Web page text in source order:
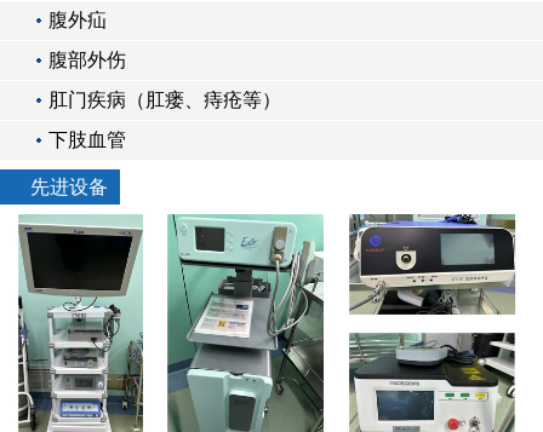
腹外疝
腹部外伤
肛门疾病（肛瘘、痔疮等）
下肢血管
先进设备